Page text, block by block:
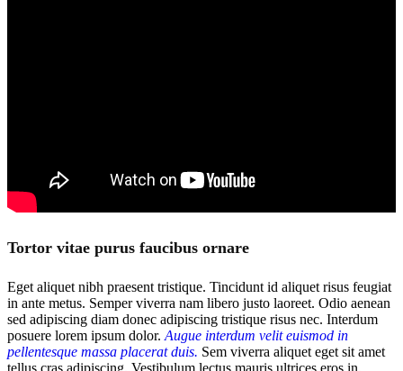
Tortor vitae purus faucibus ornare
Eget aliquet nibh praesent tristique. Tincidunt id aliquet risus feugiat
in ante metus. Semper viverra nam libero justo laoreet. Odio aenean
sed adipiscing diam donec adipiscing tristique risus nec. Interdum
posuere lorem ipsum dolor. Augue interdum velit euismod in
pellentesque massa placerat duis. Sem viverra aliquet eget sit amet